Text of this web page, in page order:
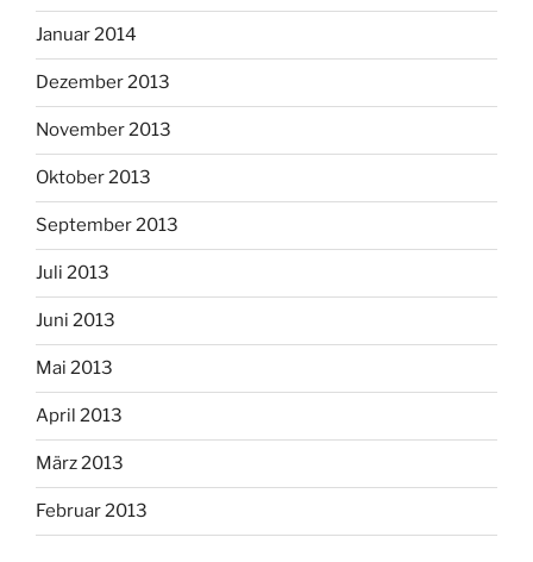
Januar 2014
Dezember 2013
November 2013
Oktober 2013
September 2013
Juli 2013
Juni 2013
Mai 2013
April 2013
März 2013
Februar 2013